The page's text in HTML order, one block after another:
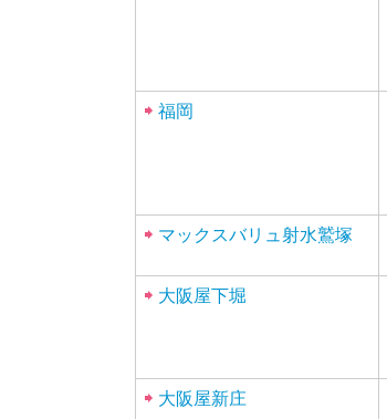
福岡
マックスバリュ射水鷲塚
大阪屋下堀
大阪屋新庄